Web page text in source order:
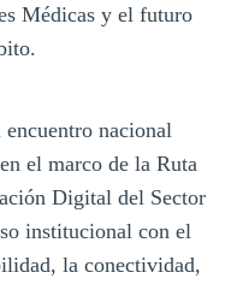
Médicas y el futuro
nacional
el marco de la Ruta
Digital del Sector
institucional con el
la conectividad,